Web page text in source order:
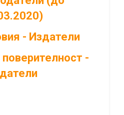
- Издатели
поверителност -